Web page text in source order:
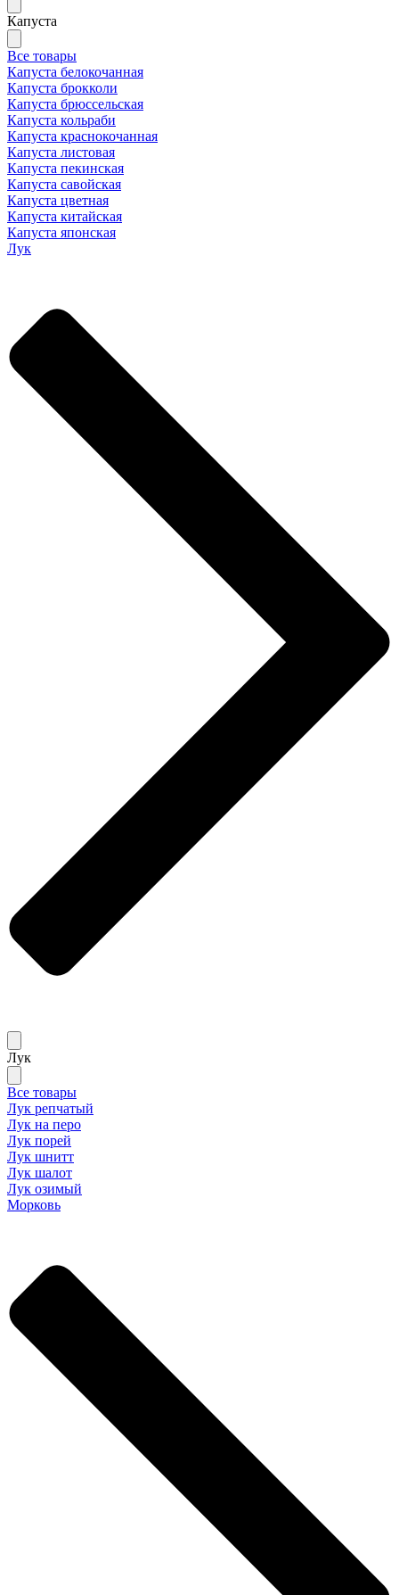
Капуста
Все товары
Капуста белокочанная
Капуста брокколи
Капуста брюссельская
Капуста кольраби
Капуста краснокочанная
Капуста листовая
Капуста пекинская
Капуста савойская
Капуста цветная
Капуста китайская
Капуста японская
Лук
Лук
Все товары
Лук репчатый
Лук на перо
Лук порей
Лук шнитт
Лук шалот
Лук озимый
Морковь